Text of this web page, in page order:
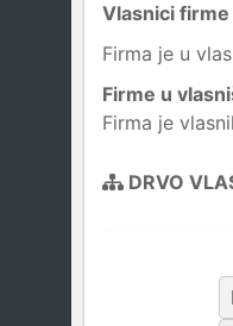
Vlasnici firme
Firma je u
Firme u
Firma je
DRVO